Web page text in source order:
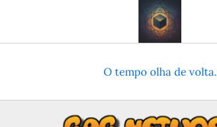
o
O tempo olha de volta.